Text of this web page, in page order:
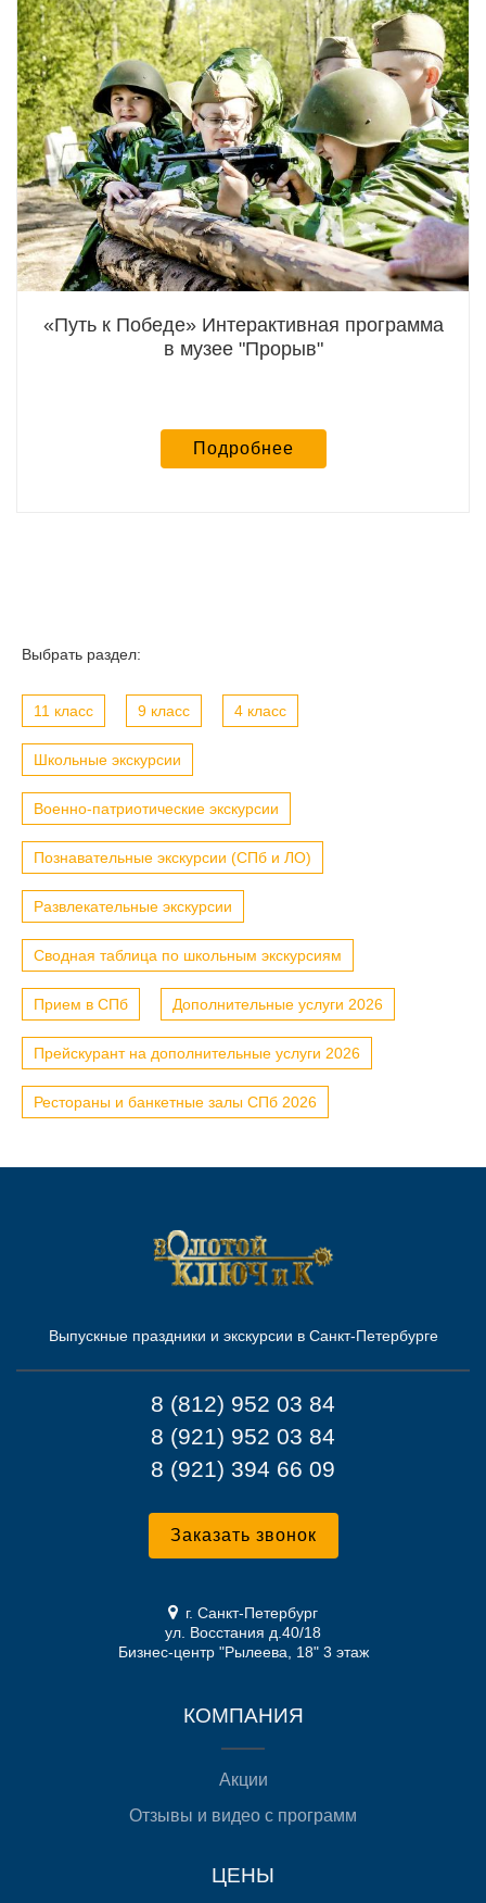
«Путь к Победе» Интерактивная программа
в музее "Прорыв"
Подробнее
Выбрать раздел:
11 класс 9 класс 4 класс
Школьные экскурсии
Военно-патриотические экскурсии
Познавательные экскурсии (СПб и ЛО)
Развлекательные экскурсии
Сводная таблица по школьным экскурсиям
Прием в СПб Дополнительные услуги 2026
Прейскурант на дополнительные услуги 2026
Рестораны и банкетные залы СПб 2026
Выпускные праздники и экскурсии в Санкт-Петербурге
8 (812) 952 03 84
8 (921) 952 03 84
8 (921) 394 66 09
Заказать звонок
г. Санкт-Петербург
ул. Восстания д.40/18
Бизнес-центр "Рылеева, 18" 3 этаж
КОМПАНИЯ
Акции
Отзывы и видео с программ
ЦЕНЫ